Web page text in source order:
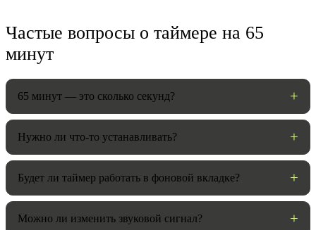
Частые вопросы о таймере на 65
минут
65 минут — это сколько секунд?
Нужно ли что-то устанавливать?
Будет ли таймер работать в фоновой вкладке?
Можно ли изменить звуковой сигнал?